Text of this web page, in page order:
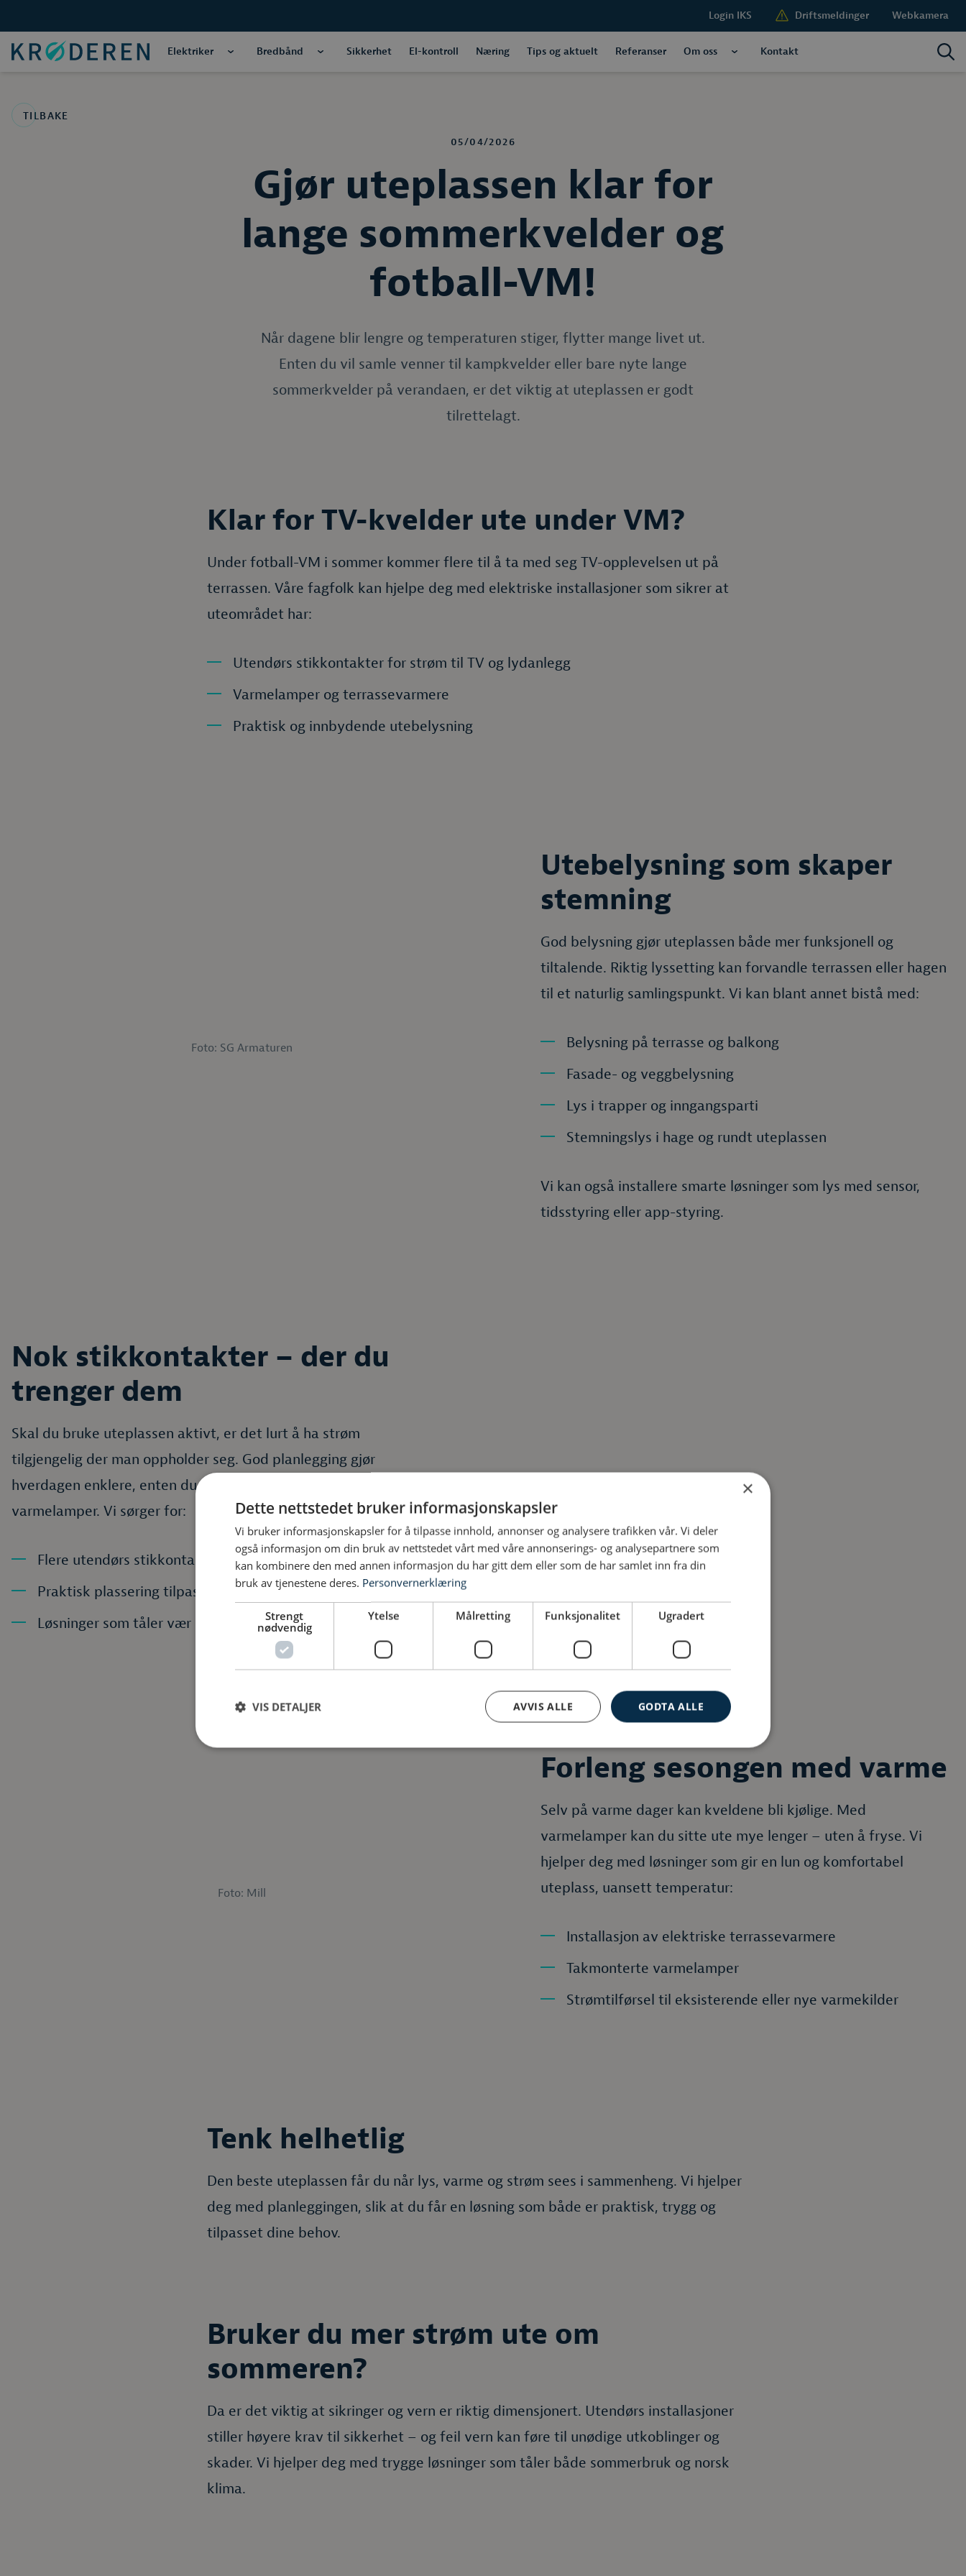
Login IKS Driftsmeldinger Webkamera
Elektriker Bredbånd Sikkerhet El-kontroll Næring Tips og aktuelt Referanser Om oss Kontakt
TILBAKE
05/04/2026
Gjør uteplassen klar for
lange sommerkvelder og
fotball-VM!
Når dagene blir lengre og temperaturen stiger, flytter mange livet ut.
Enten du vil samle venner til kampkvelder eller bare nyte lange
sommerkvelder på verandaen, er det viktig at uteplassen er godt
tilrettelagt.
Klar for TV-kvelder ute under VM?
Under fotball-VM i sommer kommer flere til å ta med seg TV-opplevelsen ut på
terrassen. Våre fagfolk kan hjelpe deg med elektriske installasjoner som sikrer at
uteområdet har:
Utendørs stikkontakter for strøm til TV og lydanlegg
Varmelamper og terrassevarmere
Praktisk og innbydende utebelysning
Foto: SG Armaturen
Utebelysning som skaper
stemning
God belysning gjør uteplassen både mer funksjonell og
tiltalende. Riktig lyssetting kan forvandle terrassen eller hagen
til et naturlig samlingspunkt. Vi kan blant annet bistå med:
Belysning på terrasse og balkong
Fasade- og veggbelysning
Lys i trapper og inngangsparti
Stemningslys i hage og rundt uteplassen
Vi kan også installere smarte løsninger som lys med sensor,
tidsstyring eller app-styring.
Nok stikkontakter – der du
trenger dem
Skal du bruke uteplassen aktivt, er det lurt å ha strøm
tilgjengelig der man oppholder seg. God planlegging gjør
hverdagen enklere, enten du skal koble til TV, elektrisk grill eller
varmelamper. Vi sørger for:
Flere utendørs stikkontakter
Praktisk plassering tilpasset bruk
Løsninger som tåler vær og vind
Foto: Mill
Forleng sesongen med varme
Selv på varme dager kan kveldene bli kjølige. Med
varmelamper kan du sitte ute mye lenger – uten å fryse. Vi
hjelper deg med løsninger som gir en lun og komfortabel
uteplass, uansett temperatur:
Installasjon av elektriske terrassevarmere
Takmonterte varmelamper
Strømtilførsel til eksisterende eller nye varmekilder
Tenk helhetlig
Den beste uteplassen får du når lys, varme og strøm sees i sammenheng. Vi hjelper
deg med planleggingen, slik at du får en løsning som både er praktisk, trygg og
tilpasset dine behov.
Bruker du mer strøm ute om
sommeren?
Da er det viktig at sikringer og vern er riktig dimensjonert. Utendørs installasjoner
stiller høyere krav til sikkerhet – og feil vern kan føre til unødige utkoblinger og
skader. Vi hjelper deg med trygge løsninger som tåler både sommerbruk og norsk
klima.
×
Dette nettstedet bruker informasjonskapsler
Vi bruker informasjonskapsler for å tilpasse innhold, annonser og analysere trafikken vår. Vi deler
også informasjon om din bruk av nettstedet vårt med våre annonserings- og analysepartnere som
kan kombinere den med annen informasjon du har gitt dem eller som de har samlet inn fra din
bruk av tjenestene deres. Personvernerklæring
Strengt
nødvendig
Ytelse Målretting Funksjonalitet Ugradert
GODTA ALLE
AVVIS ALLE
VIS DETALJER